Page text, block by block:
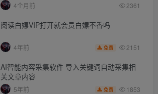
4个月前 2361
阅读白嫖VIP打开就会员白嫖不香吗
4年前 免费 2151
AI智能内容采集软件 导入关键词自动采集相
关文章内容
5年前 免费 1853